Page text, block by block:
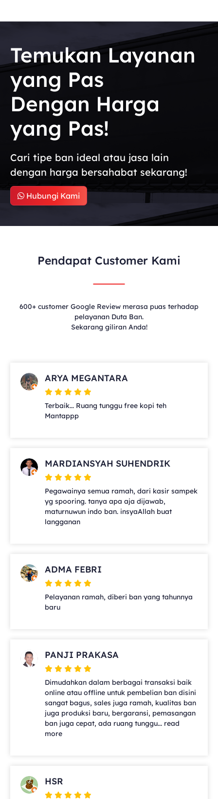
Temukan Layanan
yang Pas
Dengan Harga
yang Pas!
Cari tipe ban ideal atau jasa lain
dengan harga bersahabat sekarang!
Hubungi Kami
Pendapat Customer Kami
600+ customer Google Review merasa puas terhadap
pelayanan Duta Ban.
Sekarang giliran Anda!
ARYA MEGANTARA
Terbaik... Ruang tunggu free kopi teh
Mantappp
MARDIANSYAH SUHENDRIK
Pegawainya semua ramah, dari kasir sampek
yg spooring. tanya apa aja dijawab,
maturnuwun indo ban. insyaAllah buat
langganan
ADMA FEBRI
Pelayanan ramah, diberi ban yang tahunnya
baru
PANJI PRAKASA
Dimudahkan dalam berbagai transaksi baik
online atau offline untuk pembelian ban disini
sangat bagus, sales juga ramah, kualitas ban
juga produksi baru, bergaransi, pemasangan
ban juga cepat, ada ruang tunggu... read
more
HSR